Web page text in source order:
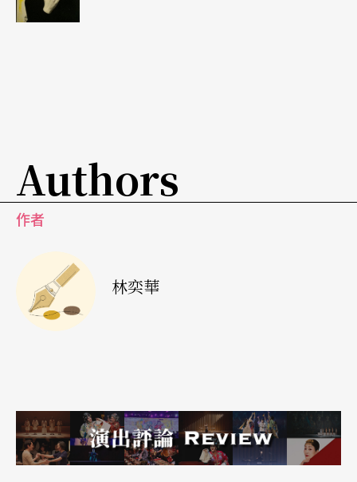
有那兩句老話，路遙知馬力，患難見真情。
且，若是一個人沒了法子或舉棋不定，何不按下
「設定」的鈕，它有你想聽的「答案」 。
將來，人還需要「聊天」嗎？還是，被個人喜惡形
成的數據網舒適圈包圍得密不透風，個人世界還容
到有一種能量傳播到銀幕下，他們誰是誰非不是重
點，重點是，他們的努力溝通，使看戲的我也投入
了當中的情感交流之中，銀幕上的人或許永遠無法
Authors
作者
林奕華